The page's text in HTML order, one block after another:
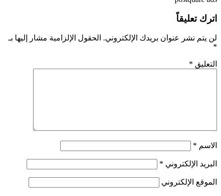
اترك تعليقاً
لن يتم نشر عنوان بريدك الإلكتروني. الحقول الإلزامية مشار إليها بـ
*
التعليق *
الاسم *
البريد الإلكتروني *
الموقع الإلكتروني